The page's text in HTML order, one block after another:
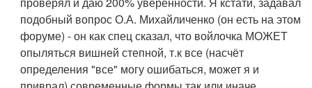
подобный вопрос О.А. Михайличенко (он есть на этом
форуме) - он как спец сказал, что войлочка МОЖЕТ
опыляться вишней степной, т.к все (насчёт
определения "все" могу ошибаться, может я и